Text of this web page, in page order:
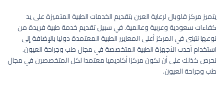
يتميز مركز قلوبال لرعاية العين بتقديم الخدمات الطبية المتميزة على يد
كفاءات سعودية وعربية وعالمية. في سبيل تقديم خدمة طبية فريدة من
نوعها نتبنى في المركز أعلى المعايير الطبية المعتمدة دوليا بالإضافة إلى
استخدام أحدث الأجهزة الطبية المتخصصة في مجال طب وجراحة العيون.
نحرص كذلك على أن نكون مركزا أكاديميا معتمدا لكل المتخصصين في مجال
طب وجراحة العيون.